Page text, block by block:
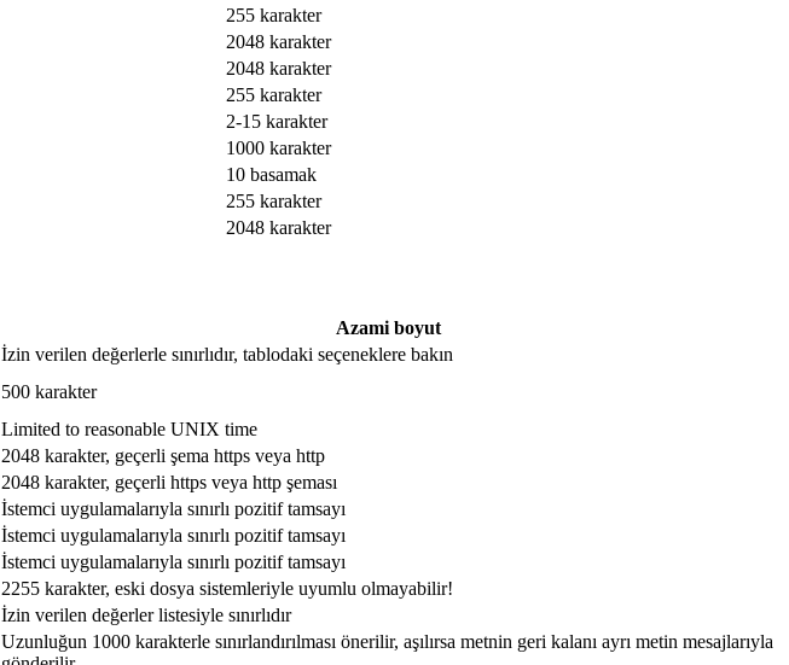
255 karakter
2048 karakter
2048 karakter
255 karakter
2-15 karakter
1000 karakter
10 basamak
255 karakter
2048 karakter
Azami boyut
İzin verilen değerlerle sınırlıdır, tablodaki seçeneklere bakın
500 karakter
Limited to reasonable UNIX time
2048 karakter, geçerli şema https veya http
2048 karakter, geçerli https veya http şeması
İstemci uygulamalarıyla sınırlı pozitif tamsayı
İstemci uygulamalarıyla sınırlı pozitif tamsayı
İstemci uygulamalarıyla sınırlı pozitif tamsayı
2255 karakter, eski dosya sistemleriyle uyumlu olmayabilir!
İzin verilen değerler listesiyle sınırlıdır
Uzunluğun 1000 karakterle sınırlandırılması önerilir, aşılırsa metnin geri kalanı ayrı metin mesajlarıyla